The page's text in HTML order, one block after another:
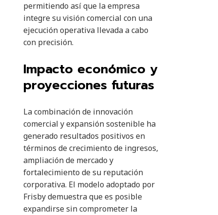
permitiendo así que la empresa
integre su visión comercial con una
ejecución operativa llevada a cabo
con precisión.
Impacto económico y
proyecciones futuras
La combinación de innovación
comercial y expansión sostenible ha
generado resultados positivos en
términos de crecimiento de ingresos,
ampliación de mercado y
fortalecimiento de su reputación
corporativa. El modelo adoptado por
Frisby demuestra que es posible
expandirse sin comprometer la